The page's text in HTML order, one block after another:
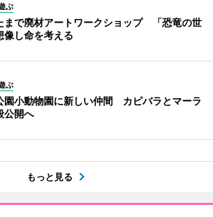
ぶ
まで廃材アートワークショップ 「恐竜の世
像し命を考える
ぶ
園小動物園に新しい仲間 カピバラとマーラ
公開へ
もっと見る